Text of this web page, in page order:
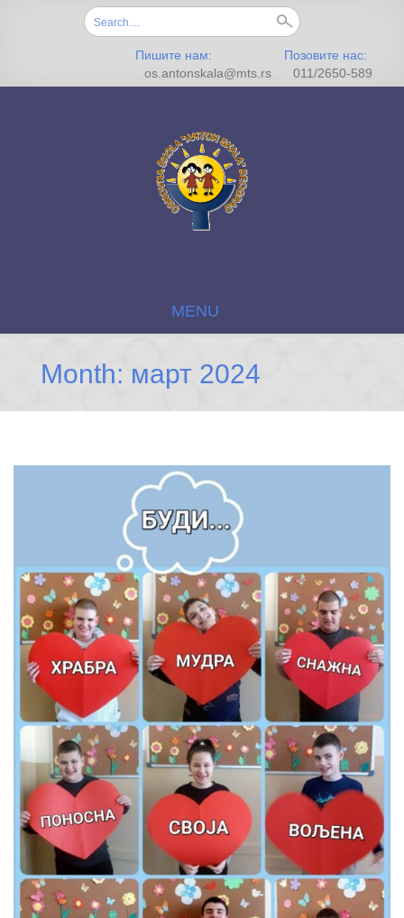
Search for:
Пишите нам:
os.antonskala@mts.rs
Позовите нас:
011/2650-589
MENU
Month: март 2024